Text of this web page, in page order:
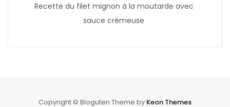
Recette du filet mignon à la moutarde avec
sauce crémeuse
Copyright © Bloguten Theme by Keon Themes